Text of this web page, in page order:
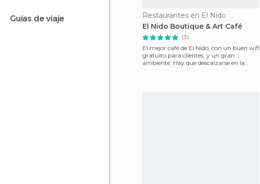
guías de viaje
Restaurantes en El Nido
El Nido Boutique & Art Café
(3)
El mejor café de El Nido, con un buen wifi
gratuito para clientes, y un gran
ambiente. Hay que descalzarse en la